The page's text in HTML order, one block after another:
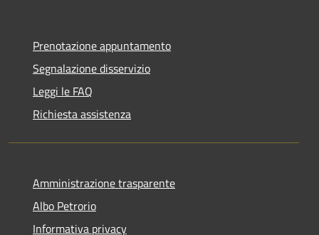
Prenotazione appuntamento
Segnalazione disservizio
Leggi le FAQ
Richiesta assistenza
Amministrazione trasparente
Albo Petrorio
Informativa privacy